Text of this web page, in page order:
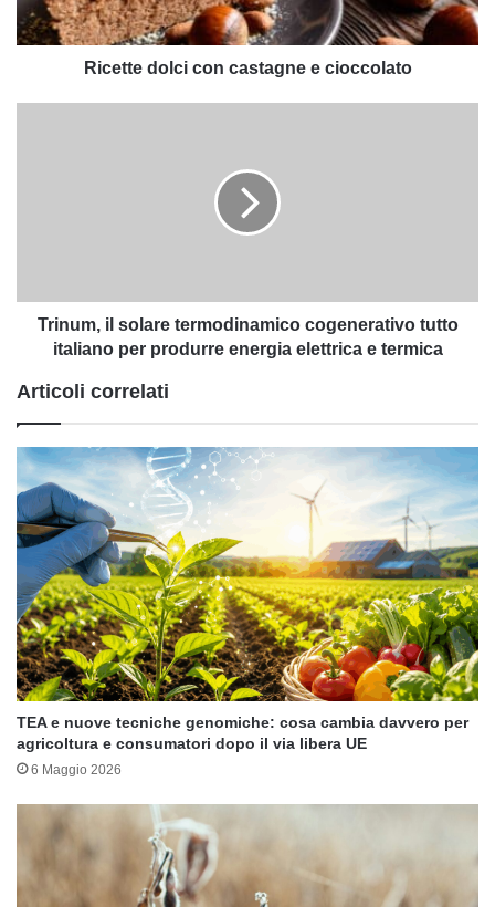
Ricette dolci con castagne e cioccolato
produrre
energia
elettrica
termica
Trinum, il solare termodinamico cogenerativo tutto
italiano per produrre energia elettrica e termica
Articoli correlati
TEA e nuove tecniche genomiche: cosa cambia davvero per
agricoltura e consumatori dopo il via libera UE
6 Maggio 2026